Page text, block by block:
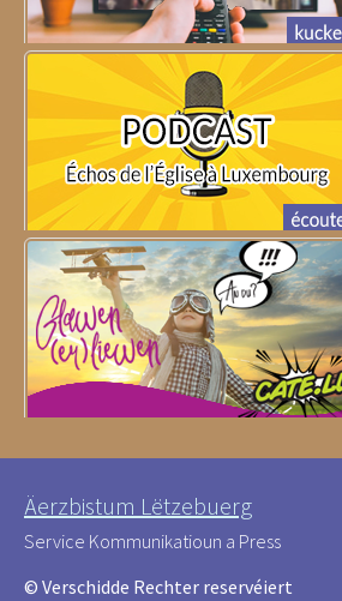
Äerzbistum Lëtzebuerg
Service Kommunikatioun a Press
© Verschidde Rechter reservéiert